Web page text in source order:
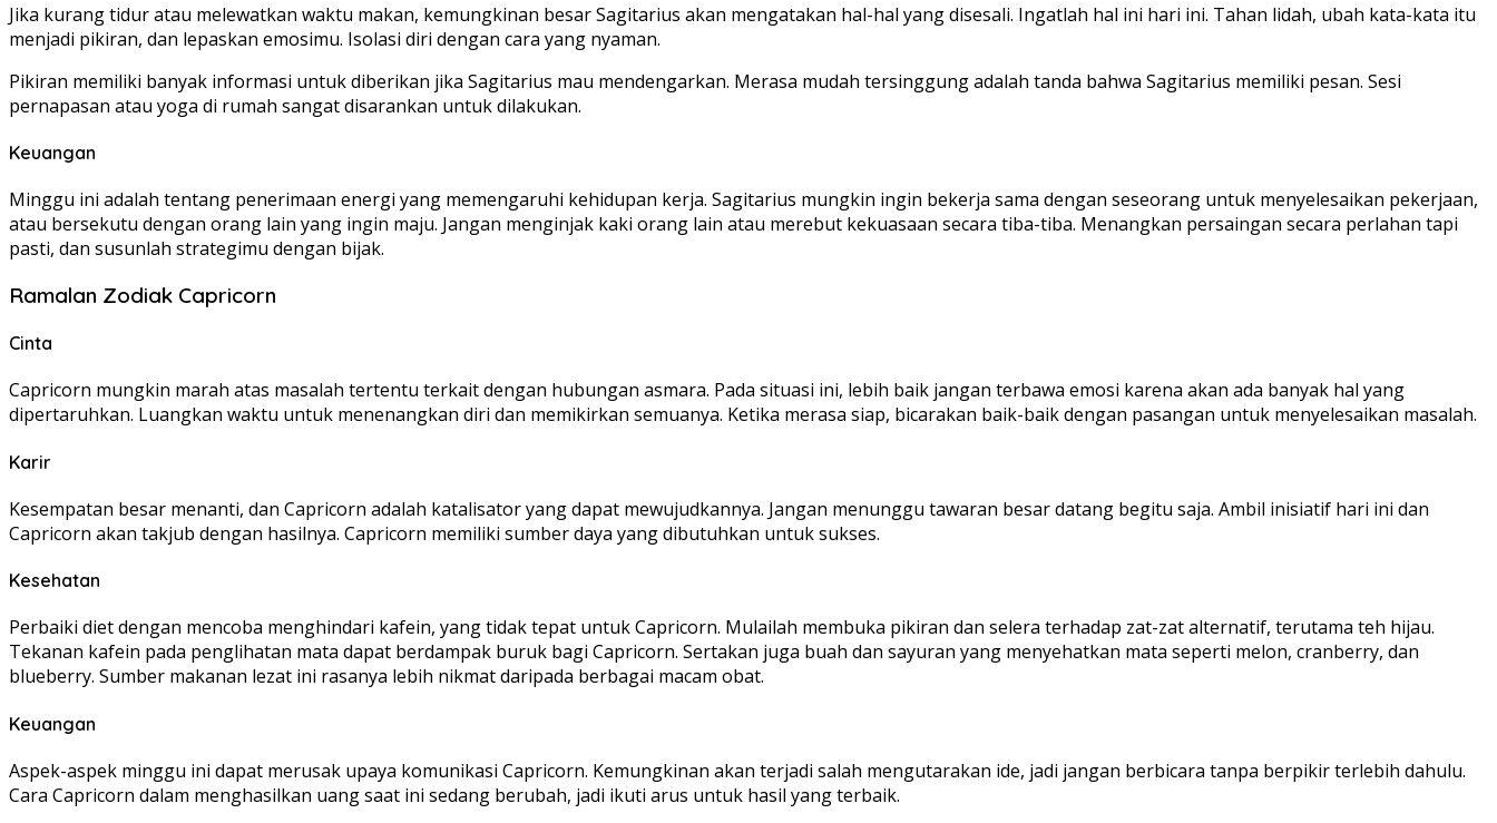
Jika kurang tidur atau melewatkan waktu makan, kemungkinan besar Sagitarius akan mengatakan hal-hal yang disesali. Ingatlah hal ini hari ini. Tahan lidah, ubah kata-kata itu
menjadi pikiran, dan lepaskan emosimu. Isolasi diri dengan cara yang nyaman.
Pikiran memiliki banyak informasi untuk diberikan jika Sagitarius mau mendengarkan. Merasa mudah tersinggung adalah tanda bahwa Sagitarius memiliki pesan. Sesi
pernapasan atau yoga di rumah sangat disarankan untuk dilakukan.
Keuangan
Minggu ini adalah tentang penerimaan energi yang memengaruhi kehidupan kerja. Sagitarius mungkin ingin bekerja sama dengan seseorang untuk menyelesaikan pekerjaan,
atau bersekutu dengan orang lain yang ingin maju. Jangan menginjak kaki orang lain atau merebut kekuasaan secara tiba-tiba. Menangkan persaingan secara perlahan tapi
pasti, dan susunlah strategimu dengan bijak.
Ramalan Zodiak Capricorn
Cinta
Capricorn mungkin marah atas masalah tertentu terkait dengan hubungan asmara. Pada situasi ini, lebih baik jangan terbawa emosi karena akan ada banyak hal yang
dipertaruhkan. Luangkan waktu untuk menenangkan diri dan memikirkan semuanya. Ketika merasa siap, bicarakan baik-baik dengan pasangan untuk menyelesaikan masalah.
Karir
Kesempatan besar menanti, dan Capricorn adalah katalisator yang dapat mewujudkannya. Jangan menunggu tawaran besar datang begitu saja. Ambil inisiatif hari ini dan
Capricorn akan takjub dengan hasilnya. Capricorn memiliki sumber daya yang dibutuhkan untuk sukses.
Kesehatan
Perbaiki diet dengan mencoba menghindari kafein, yang tidak tepat untuk Capricorn. Mulailah membuka pikiran dan selera terhadap zat-zat alternatif, terutama teh hijau.
Tekanan kafein pada penglihatan mata dapat berdampak buruk bagi Capricorn. Sertakan juga buah dan sayuran yang menyehatkan mata seperti melon, cranberry, dan
blueberry. Sumber makanan lezat ini rasanya lebih nikmat daripada berbagai macam obat.
Keuangan
Aspek-aspek minggu ini dapat merusak upaya komunikasi Capricorn. Kemungkinan akan terjadi salah mengutarakan ide, jadi jangan berbicara tanpa berpikir terlebih dahulu.
Cara Capricorn dalam menghasilkan uang saat ini sedang berubah, jadi ikuti arus untuk hasil yang terbaik.